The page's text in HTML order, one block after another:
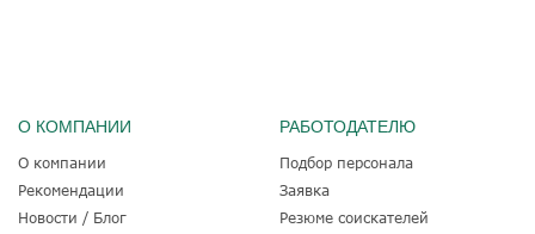
О КОМПАНИИ
О компании
Рекомендации
Новости / Блог
РАБОТОДАТЕЛЮ
Подбор персонала
Заявка
Резюме соискателей